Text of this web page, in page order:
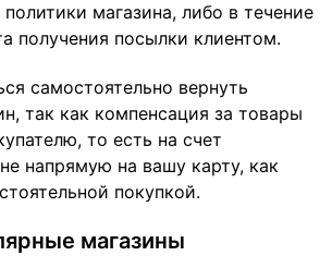
магазина, либо в течение
получения посылки клиентом.
самостоятельно вернуть
так как компенсация за товары
то есть на счет
напрямую на вашу карту, как
покупкой.
магазины